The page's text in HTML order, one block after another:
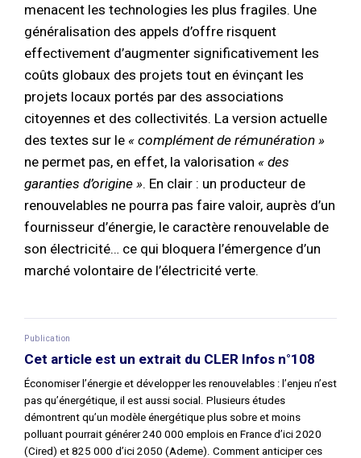
menacent les technologies les plus fragiles. Une
généralisation des appels d’offre risquent
effectivement d’augmenter significativement les
coûts globaux des projets tout en évinçant les
projets locaux portés par des associations
citoyennes et des collectivités. La version actuelle
des textes sur le « complément de rémunération »
ne permet pas, en effet, la valorisation « des
garanties d’origine ». En clair : un producteur de
renouvelables ne pourra pas faire valoir, auprès d’un
fournisseur d’énergie, le caractère renouvelable de
son électricité… ce qui bloquera l’émergence d’un
marché volontaire de l’électricité verte.
Publication
Cet article est un extrait du CLER Infos n°108
Économiser l’énergie et développer les renouvelables : l’enjeu n’est
pas qu’énergétique, il est aussi social. Plusieurs études
démontrent qu’un modèle énergétique plus sobre et moins
polluant pourrait générer 240 000 emplois en France d’ici 2020
(Cired) et 825 000 d’ici 2050 (Ademe). Comment anticiper ces